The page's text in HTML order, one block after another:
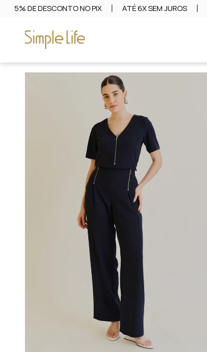
5% DE DESCONTO NO PIX ATÉ 6X SEM JUROS